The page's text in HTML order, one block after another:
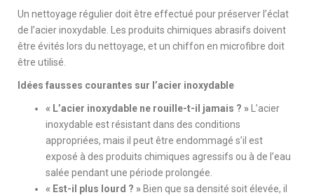
Un nettoyage régulier doit être effectué pour préserver l’éclat
de l’acier inoxydable. Les produits chimiques abrasifs doivent
être évités lors du nettoyage, et un chiffon en microfibre doit
être utilisé.
Idées fausses courantes sur l’acier inoxydable
« L’acier inoxydable ne rouille-t-il jamais ? » L’acier
inoxydable est résistant dans des conditions
appropriées, mais il peut être endommagé s’il est
exposé à des produits chimiques agressifs ou à de l’eau
salée pendant une période prolongée.
« Est-il plus lourd ? » Bien que sa densité soit élevée, il